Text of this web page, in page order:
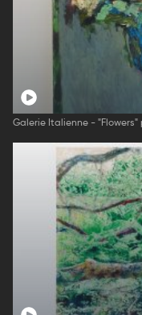
Galerie Italienne - "Flowers"